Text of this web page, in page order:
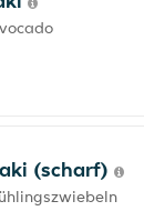
(scharf)